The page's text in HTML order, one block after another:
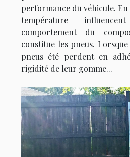
performance du véhicule.
température
comportement du
constitue les pneus.
pneus été perdent en
rigidité de leur gomme...